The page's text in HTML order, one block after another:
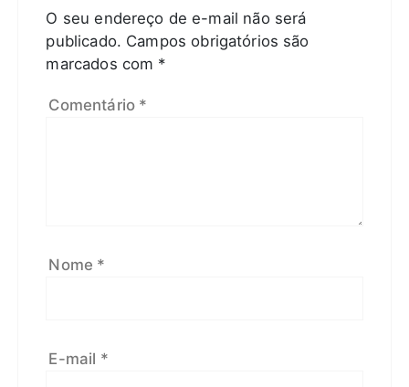
O seu endereço de e-mail não será
publicado. Campos obrigatórios são
marcados com *
Comentário *
Nome *
E-mail *